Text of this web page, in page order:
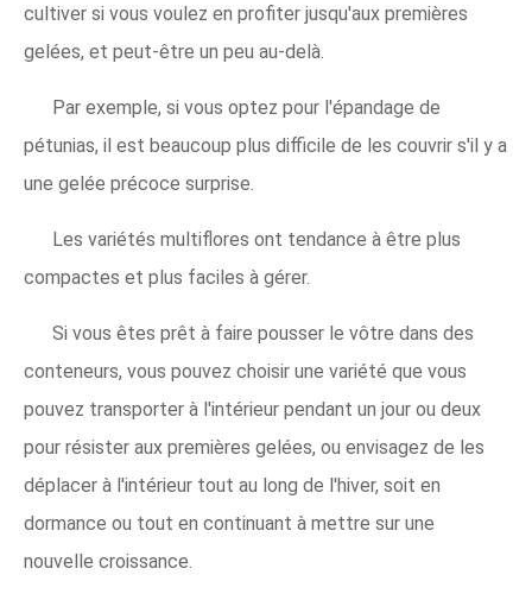
cultiver si vous voulez en profiter jusqu'aux premières
gelées, et peut-être un peu au-delà.
Par exemple, si vous optez pour l'épandage de
pétunias, il est beaucoup plus difficile de les couvrir s'il y a
une gelée précoce surprise.
Les variétés multiflores ont tendance à être plus
compactes et plus faciles à gérer.
Si vous êtes prêt à faire pousser le vôtre dans des
conteneurs, vous pouvez choisir une variété que vous
pouvez transporter à l'intérieur pendant un jour ou deux
pour résister aux premières gelées, ou envisagez de les
déplacer à l'intérieur tout au long de l'hiver, soit en
dormance ou tout en continuant à mettre sur une
nouvelle croissance.